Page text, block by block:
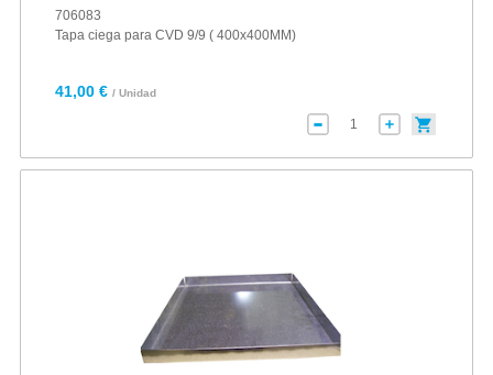
706083
Tapa ciega para CVD 9/9 ( 400x400MM)
41,00 € / Unidad